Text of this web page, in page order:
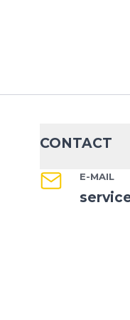
CONTACT
E-MAIL